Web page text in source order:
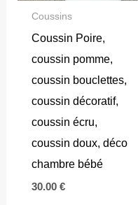
Coussins
Coussin Poire,
coussin pomme,
coussin bouclettes,
coussin décoratif,
coussin écru,
coussin doux, déco
chambre bébé
30.00 €